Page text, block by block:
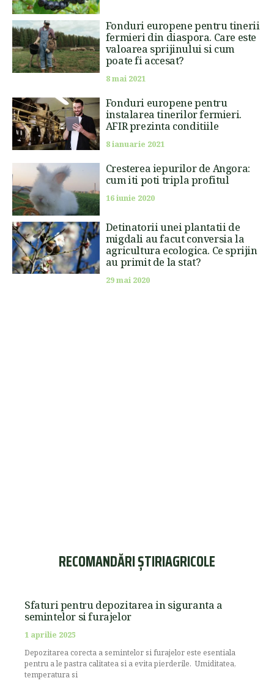
Fonduri europene pentru tinerii
fermieri din diaspora. Care este
valoarea sprijinului si cum
poate fi accesat?
8 mai 2021
Fonduri europene pentru
instalarea tinerilor fermieri.
AFIR prezinta conditiile
8 ianuarie 2021
Cresterea iepurilor de Angora:
cum iti poti tripla profitul
16 iunie 2020
Detinatorii unei plantatii de
migdali au facut conversia la
agricultura ecologica. Ce sprijin
au primit de la stat?
29 mai 2020
RECOMANDĂRI ȘTIRIAGRICOLE
Sfaturi pentru depozitarea in siguranta a
semintelor si furajelor
1 aprilie 2025
Depozitarea corecta a semintelor si furajelor este esentiala
pentru a le pastra calitatea si a evita pierderile. Umiditatea,
temperatura si